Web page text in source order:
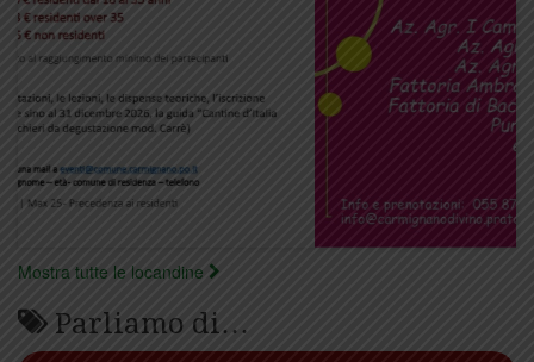
Mostra tutte le locandine
Parliamo di…